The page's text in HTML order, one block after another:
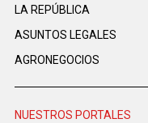
LA REPÚBLICA
ASUNTOS LEGALES
AGRONEGOCIOS
NUESTROS PORTALES